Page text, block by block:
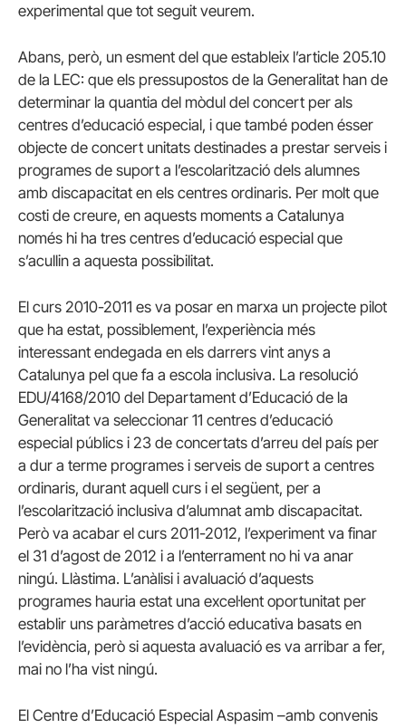
experimental que tot seguit veurem.
Abans, però, un esment del que estableix l’article 205.10
de la LEC: que els pressupostos de la Generalitat han de
determinar la quantia del mòdul del concert per als
centres d’educació especial, i que també poden ésser
objecte de concert unitats destinades a prestar serveis i
programes de suport a l’escolarització dels alumnes
amb discapacitat en els centres ordinaris. Per molt que
costi de creure, en aquests moments a Catalunya
només hi ha tres centres d’educació especial que
s’acullin a aquesta possibilitat.
El curs 2010-2011 es va posar en marxa un projecte pilot
que ha estat, possiblement, l’experiència més
interessant endegada en els darrers vint anys a
Catalunya pel que fa a escola inclusiva. La resolució
EDU/4168/2010 del Departament d’Educació de la
Generalitat va seleccionar 11 centres d’educació
especial públics i 23 de concertats d’arreu del país per
a dur a terme programes i serveis de suport a centres
ordinaris, durant aquell curs i el següent, per a
l’escolarització inclusiva d’alumnat amb discapacitat.
Però va acabar el curs 2011-2012, l’experiment va finar
el 31 d’agost de 2012 i a l’enterrament no hi va anar
ningú. Llàstima. L’anàlisi i avaluació d’aquests
programes hauria estat una excel·lent oportunitat per
establir uns paràmetres d’acció educativa basats en
l’evidència, però si aquesta avaluació es va arribar a fer,
mai no l’ha vist ningú.
El Centre d’Educació Especial Aspasim –amb convenis